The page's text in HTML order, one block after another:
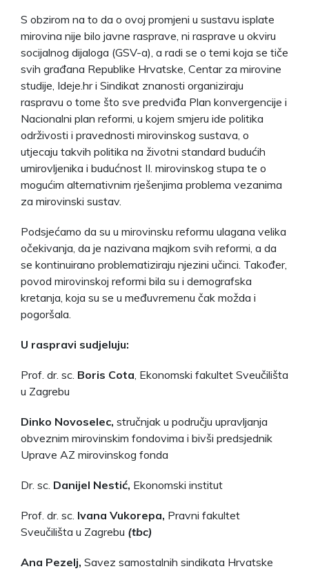
S obzirom na to da o ovoj promjeni u sustavu isplate
mirovina nije bilo javne rasprave, ni rasprave u okviru
socijalnog dijaloga (GSV-a), a radi se o temi koja se tiče
svih građana Republike Hrvatske, Centar za mirovine
studije, Ideje.hr i Sindikat znanosti organiziraju
raspravu o tome što sve predviđa Plan konvergencije i
Nacionalni plan reformi, u kojem smjeru ide politika
održivosti i pravednosti mirovinskog sustava, o
utjecaju takvih politika na životni standard budućih
umirovljenika i budućnost II. mirovinskog stupa te o
mogućim alternativnim rješenjima problema vezanima
za mirovinski sustav.
Podsjećamo da su u mirovinsku reformu ulagana velika
očekivanja, da je nazivana majkom svih reformi, a da
se kontinuirano problematiziraju njezini učinci. Također,
povod mirovinskoj reformi bila su i demografska
kretanja, koja su se u međuvremenu čak možda i
pogoršala.
U raspravi sudjeluju:
Prof. dr. sc. Boris Cota, Ekonomski fakultet Sveučilišta
u Zagrebu
Dinko Novoselec, stručnjak u području upravljanja
obveznim mirovinskim fondovima i bivši predsjednik
Uprave AZ mirovinskog fonda
Dr. sc. Danijel Nestić, Ekonomski institut
Prof. dr. sc. Ivana Vukorepa, Pravni fakultet
Sveučilišta u Zagrebu (tbc)
Ana Pezelj, Savez samostalnih sindikata Hrvatske